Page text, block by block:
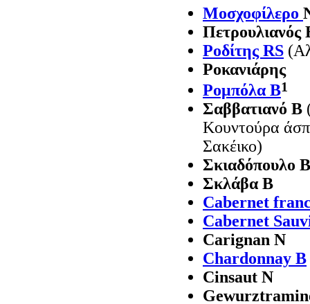
Mοσχοφίλερο
Πετρουλιανός
Pοδίτης RS
Ροκανιάρης
Pομπόλα B1
Σαββατιανό Β
Κουντούρα
Σακέικο)
Σκιαδόπουλο Β
Σκλάβα Β
Cabernet
Cabernet
Carignan N
Chardonnay B
Cinsaut N